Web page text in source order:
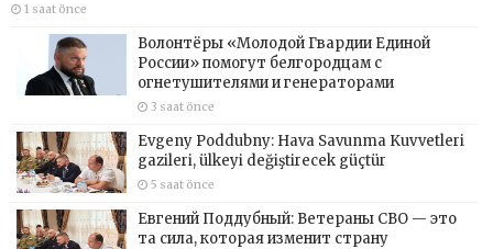
1 saat önce
Волонтёры «Молодой Гвардии Единой
России» помогут белгородцам с
огнетушителями и генераторами
3 saat önce
Evgeny Poddubny: Hava Savunma Kuvvetleri
gazileri, ülkeyi değiştirecek güçtür
5 saat önce
Евгений Поддубный: Ветераны СВО — это
та сила, которая изменит страну